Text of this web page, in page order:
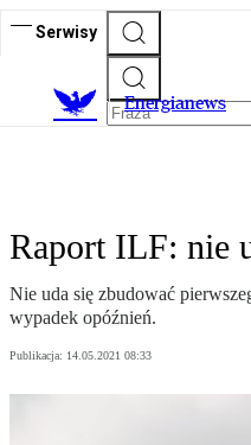
Serwisy
Energianews
Raport ILF: nie
Nie uda się zbudować
wypadek opóźnień.
Publikacja: 14.05.2021 08:33